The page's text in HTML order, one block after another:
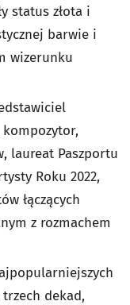
status złota i
barwie i
wizerunku
laureat Paszportu
Roku 2022,
łączących
z rozmachem
dekad,